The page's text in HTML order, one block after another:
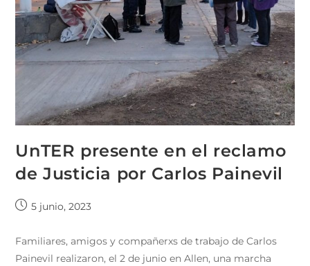
UnTER presente en el reclamo
de Justicia por Carlos Painevil
5 junio, 2023
Familiares, amigos y compañerxs de trabajo de Carlos
Painevil realizaron, el 2 de junio en Allen, una marcha